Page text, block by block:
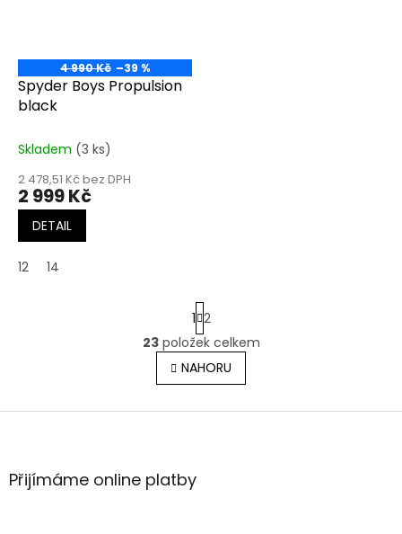
4 990 Kč –39 %
Spyder Boys Propulsion
black
Skladem (3 ks)
2 478,51 Kč bez DPH
2 999 Kč
DETAIL
12 14
O
v
l
d
S
t
r
á
n
k
v
1 2
23položek celkem
NAHORU
Z
aPřijímáme online platby